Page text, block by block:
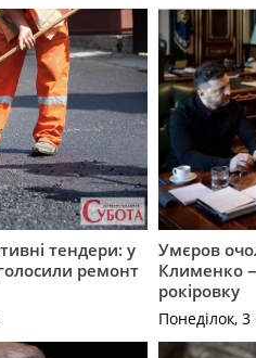
тендери: у
ремонт
Умєров
Клименко
рокіровку
Понеділок,